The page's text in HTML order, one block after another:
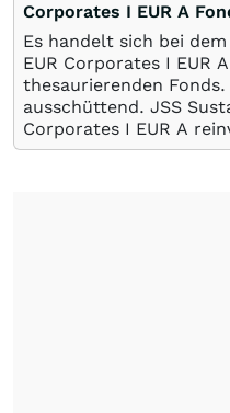
Corporates I EUR A
Es handelt sich bei
EUR Corporates I EUR
thesaurierenden
ausschüttend. JSS
Corporates I EUR A